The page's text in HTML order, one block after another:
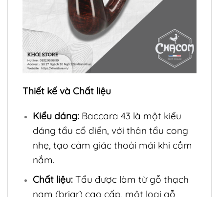
Thiết kế và Chất liệu
Kiểu dáng:Baccara 43 là một kiểu
dáng tẩu cổ điển, với thân tẩu cong
nhẹ, tạo cảm giác thoải mái khi cầm
nắm.
Chất liệu:Tẩu được làm từ gỗ thạch
nam (briar) cao cấp, một loại gỗ